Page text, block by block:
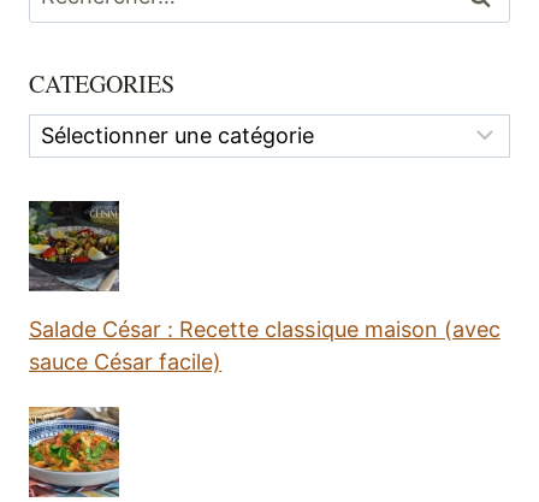
CATEGORIES
Categories
Salade César : Recette classique maison (avec
sauce César facile)